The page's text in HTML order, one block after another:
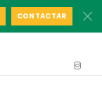
CONTACTAR